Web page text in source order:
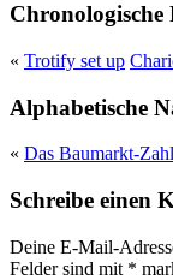
« Trotify set up
Alphabetische
« Das Baumarkt-
Schreibe einen
Deine E-Mail-
Felder sind mit *